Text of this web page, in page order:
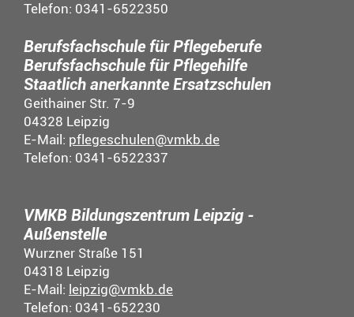
Telefon: 0341-6522350
Berufsfachschule für Pflegeberufe
Berufsfachschule für Pflegehilfe
Staatlich anerkannte Ersatzschulen
Geithainer Str. 7-9
04328 Leipzig
E-Mail: pflegeschulen@vmkb.de
Telefon: 0341-6522337
VMKB Bildungszentrum Leipzig -
Außenstelle
Wurzner Straße 151
04318 Leipzig
E-Mail: leipzig@vmkb.de
Telefon: 0341-652230